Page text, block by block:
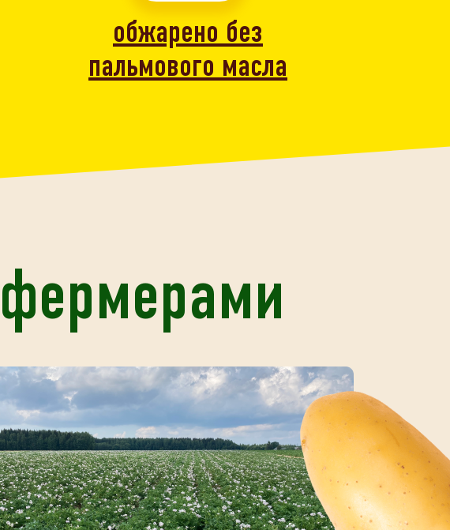
обжарено без
пальмового масла
фермерами